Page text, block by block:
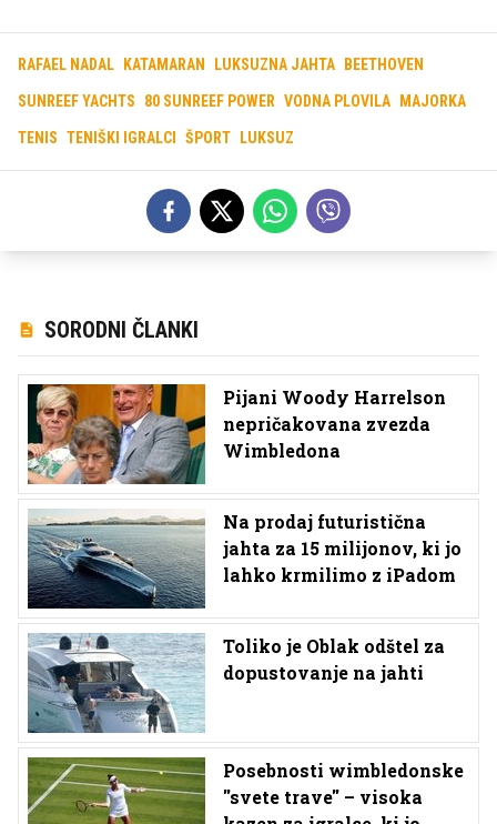
RAFAEL NADAL KATAMARAN LUKSUZNA JAHTA BEETHOVEN
SUNREEF YACHTS 80 SUNREEF POWER VODNA PLOVILA MAJORKA
TENIS TENIŠKI IGRALCI ŠPORT LUKSUZ
SORODNI ČLANKI
Pijani Woody Harrelson
nepričakovana zvezda
Wimbledona
Na prodaj futuristična
jahta za 15 milijonov, ki jo
lahko krmilimo z iPadom
Toliko je Oblak odštel za
dopustovanje na jahti
Posebnosti wimbledonske
''svete trave'' – visoka